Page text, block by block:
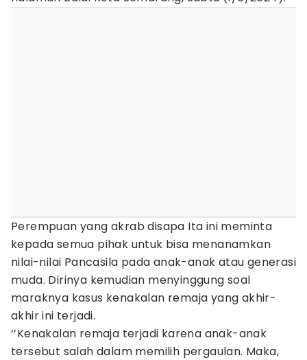
Perempuan yang akrab disapa Ita ini meminta
kepada semua pihak untuk bisa menanamkan
nilai-nilai Pancasila pada anak-anak atau generasi
muda. Dirinya kemudian menyinggung soal
maraknya kasus kenakalan remaja yang akhir-
akhir ini terjadi.
‘’Kenakalan remaja terjadi karena anak-anak
tersebut salah dalam memilih pergaulan. Maka,